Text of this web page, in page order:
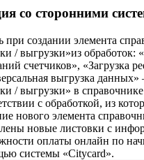
со сторонними
при создании элемента
/ выгрузки»из обработок:
счетчиков», «Загрузка
выгрузка данных»
/ выгрузки» в
с обработкой, из
нового элемента
новые листовки с
оплаты онлайн по
системы «Citycard».